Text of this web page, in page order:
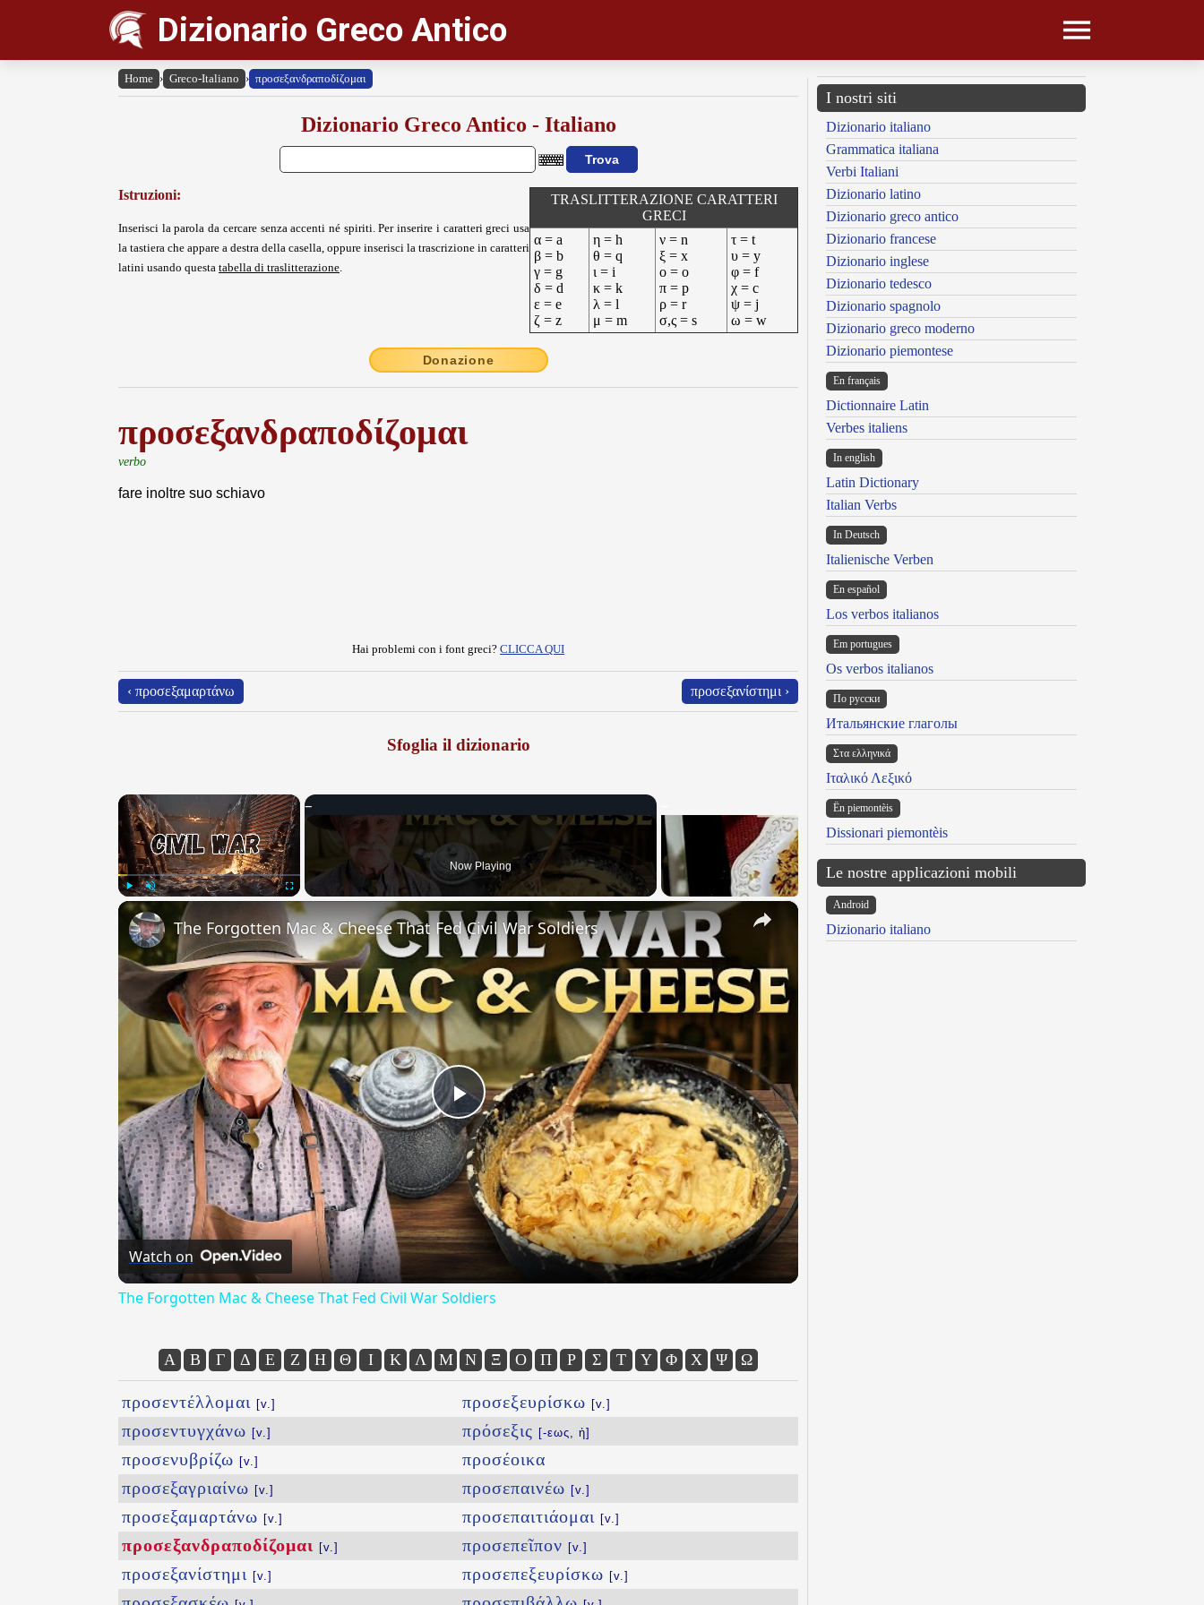
Dizionario Greco Antico
Home › Greco-Italiano › προσεξανδραποδίζομαι
Dizionario Greco Antico - Italiano
Istruzioni:
Inserisci la parola da cercare senza accenti né spiriti. Per inserire i caratteri greci usa
la tastiera che appare a destra della casella, oppure inserisci la trascrizione in caratteri
latini usando questa tabella di traslitterazione.
TRASLITTERAZIONE CARATTERI
GRECI
α = a
β = b
γ = g
δ = d
ε = e
ζ = z
η = h
θ = q
ι = i
κ = k
λ = l
μ = m
ν = n
ξ = x
ο = o
π = p
ρ = r
σ,ς = s
τ = t
υ = y
φ = f
χ = c
ψ = j
ω = w
Donazione
προσεξανδραποδίζομαι
verbo
fare inoltre suo schiavo
Hai problemi con i font greci? CLICCA QUI
‹ προσεξαμαρτάνω προσεξανίστημι ›
Sfoglia il dizionario
×
Play
Now Playing
×
Play
Video
The Forgotten Mac & Cheese That Fed Civil War Soldiers
Watch on
The Forgotten Mac & Cheese That Fed Civil War Soldiers
Α Β Γ Δ Ε Ζ Η Θ Ι Κ Λ Μ Ν Ξ Ο Π Ρ Σ Τ Υ Φ Χ Ψ Ω
προσεντέλλομαι [v.]
προσεντυγχάνω [v.]
προσενυβρίζω [v.]
προσεξαγριαίνω [v.]
προσεξαμαρτάνω [v.]
προσεξανδραποδίζομαι [v.]
προσεξανίστημι [v.]
προσεξευρίσκω [v.]
πρόσεξις [-εως, ἡ]
προσέοικα
προσεπαινέω [v.]
προσεπαιτιάομαι [v.]
προσεπεῖπον [v.]
προσεπεξευρίσκω [v.]
I nostri siti
Dizionario italiano
Grammatica italiana
Verbi Italiani
Dizionario latino
Dizionario greco antico
Dizionario francese
Dizionario inglese
Dizionario tedesco
Dizionario spagnolo
Dizionario greco moderno
Dizionario piemontese
En français
Dictionnaire Latin
Verbes italiens
In english
Latin Dictionary
Italian Verbs
In Deutsch
Italienische Verben
En español
Los verbos italianos
Em portugues
Os verbos italianos
По русски
Итальянские глаголы
Στα ελληνικά
Ιταλικό Λεξικό
Ën piemontèis
Dissionari piemontèis
Le nostre applicazioni mobili
Android
Dizionario italiano